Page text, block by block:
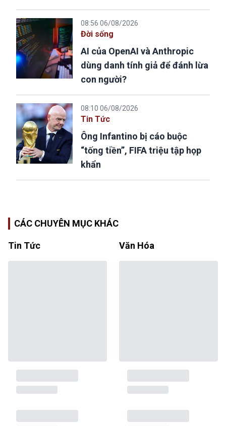
08:56 06/08/2026
Đời sống
AI của OpenAI và Anthropic
dùng danh tính giả để đánh lừa
con người?
08:10 06/08/2026
Tin Tức
Ông Infantino bị cáo buộc
“tống tiền”, FIFA triệu tập họp
khẩn
CÁC CHUYÊN MỤC KHÁC
Tin Tức Văn Hóa